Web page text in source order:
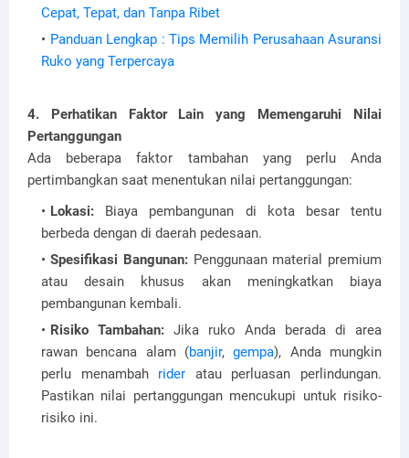
Cepat, Tepat, dan Tanpa Ribet
Panduan Lengkap : Tips Memilih Perusahaan Asuransi
Ruko yang Terpercaya
4. Perhatikan Faktor Lain yang Memengaruhi Nilai
Pertanggungan
Ada beberapa faktor tambahan yang perlu Anda
pertimbangkan saat menentukan nilai pertanggungan:
Lokasi: Biaya pembangunan di kota besar tentu
berbeda dengan di daerah pedesaan.
Spesifikasi Bangunan: Penggunaan material premium
atau desain khusus akan meningkatkan biaya
pembangunan kembali.
Risiko Tambahan: Jika ruko Anda berada di area
rawan bencana alam (banjir,gempa), Anda mungkin
perlu menambah rider atau perluasan perlindungan.
Pastikan nilai pertanggungan mencukupi untuk risiko-
risiko ini.